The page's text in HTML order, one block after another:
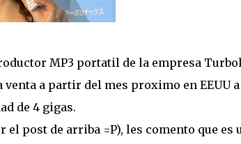
MP3 portatil de la empresa
a partir del mes proximo en EEUU
de 4 gigas.
post de arriba =P), les comento que es